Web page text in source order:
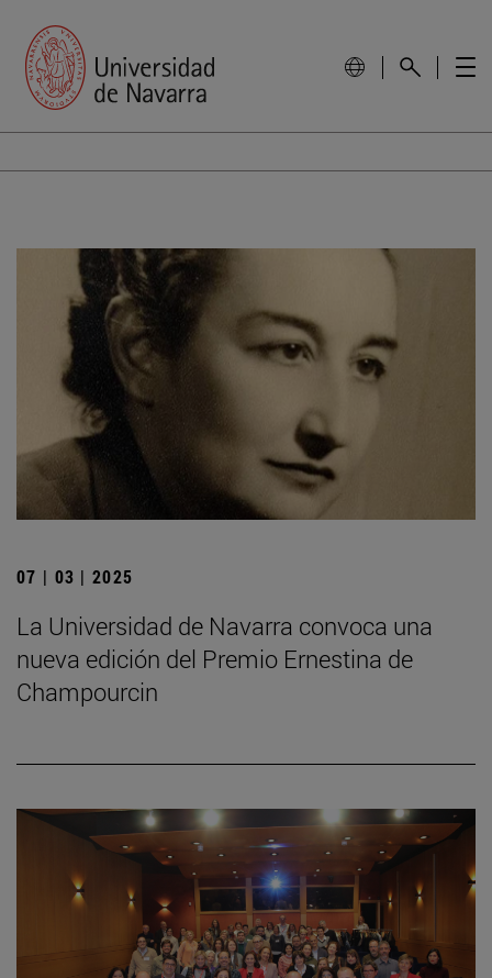
07 | 03 | 2025
La Universidad de Navarra convoca una
nueva edición del Premio Ernestina de
Champourcin